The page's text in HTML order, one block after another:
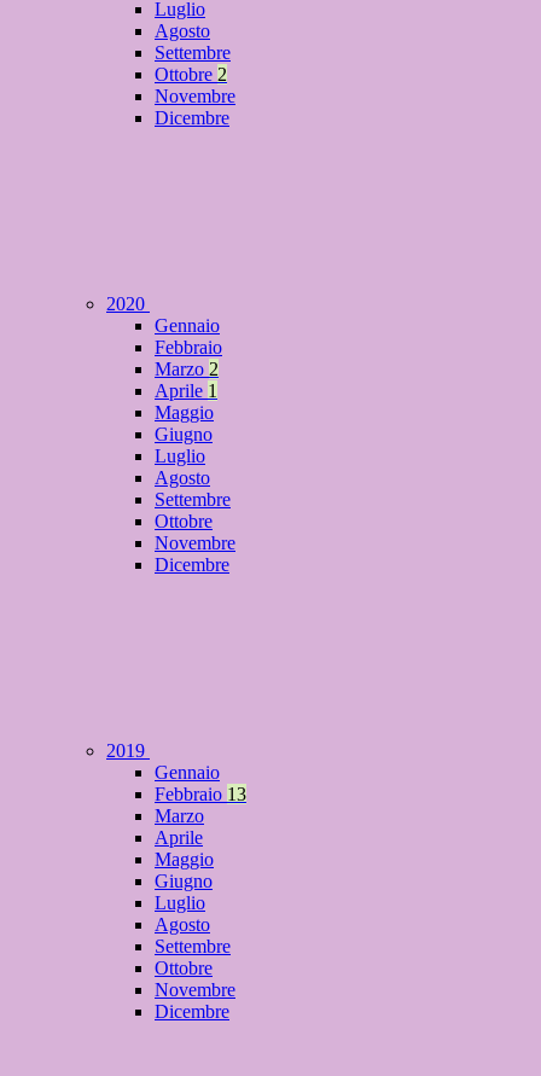
Luglio
Agosto
Settembre
Ottobre 2
Novembre
Dicembre
2020
Gennaio
Febbraio
Marzo 2
Aprile 1
Maggio
Giugno
Luglio
Agosto
Settembre
Ottobre
Novembre
Dicembre
2019
Gennaio
Febbraio 13
Marzo
Aprile
Maggio
Giugno
Luglio
Agosto
Settembre
Ottobre
Novembre
Dicembre